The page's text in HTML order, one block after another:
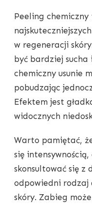
Peeling chemiczny
w regeneracji
być bardziej
chemiczny usunie
pobudzając
Efektem jest
widocznych
Warto pamiętać,
się
skonsultować się
odpowiedni rodzaj
skóry. Zabieg